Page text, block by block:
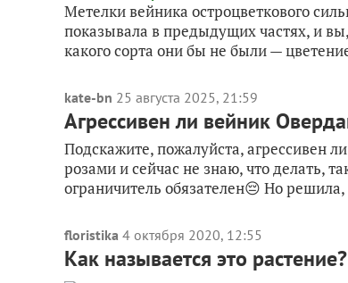
Метелки вейника остроцветкового
показывала в предыдущих частях, и
какого сорта они бы не были —
kate-bn 25 августа 2025, 21:59
Агрессивен ли вейник
Подскажите, пожалуйста, агрессивен
розами и сейчас не знаю, что делать,
ограничитель обязателен😔 Но
floristika 4 октября 2020, 12:55
Как называется это растение?